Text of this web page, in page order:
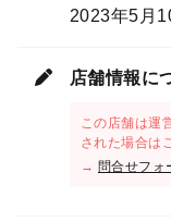
2023年5月
店舗情報に
この店舗は運
された場合は
→ 問合せフォ